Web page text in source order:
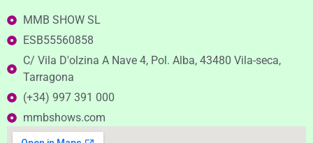
MMB SHOW SL
ESB55560858
C/ Vila D'olzina A Nave 4, Pol. Alba, 43480 Vila-seca,
Tarragona
(+34) 997 391 000
mmbshows.com